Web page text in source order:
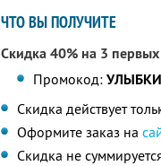
ЧТО ВЫ ПОЛУЧИТЕ
Скидка 40% на 3
Промокод:
Скидка действует
Оформите заказ на
Скидка не